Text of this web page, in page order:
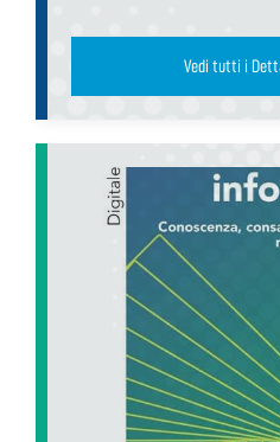
Vedi tutti i